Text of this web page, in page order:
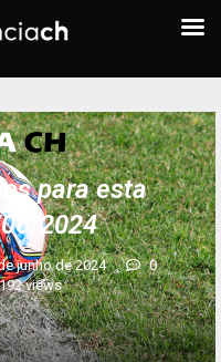
para esta
2024
junho de 2024
0
192views